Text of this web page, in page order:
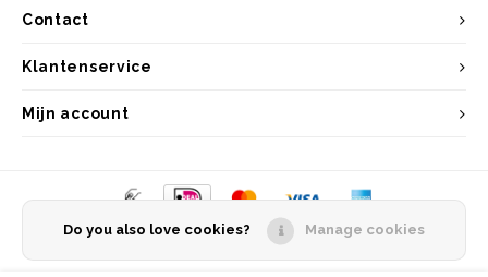
Contact
Klantenservice
Mijn account
© Copyright 2026 Entrepôt Holland - Powered byLightspeed- Theme by
Do you also love cookies? Manage cookies